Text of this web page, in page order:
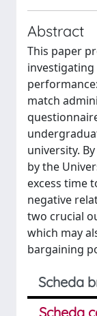
Abstract
This paper
match
university.
by the
excess time
negative
two crucial
which may
bargaining
Scheda
Scheda